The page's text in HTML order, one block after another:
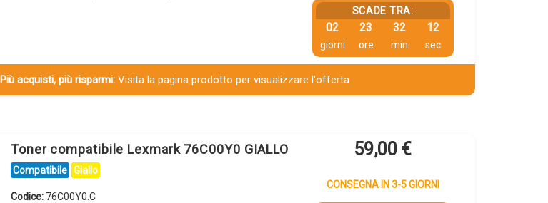
SCADE TRA:
02
giorni
23
ore
32
min
12
sec
Più acquisti, più risparmi:Visita la pagina prodotto per visualizzare l'offerta
Toner compatibile Lexmark 76C00Y0 GIALLO
Compatibile Giallo
Codice: 76C00Y0.C
59,00 €
CONSEGNA IN 3-5 GIORNI